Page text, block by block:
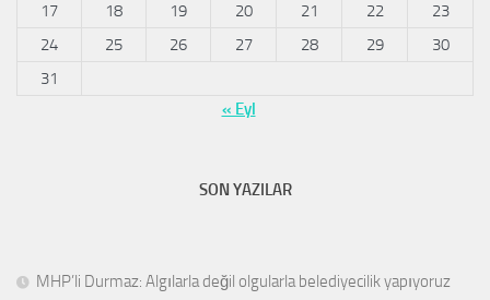
17
18 19 20 21 22
23
24
25 26 27 28 29
30
31
« Eyl
SON YAZILAR
MHP’li Durmaz: Algılarla değil olgularla belediyecilik yapıyoruz